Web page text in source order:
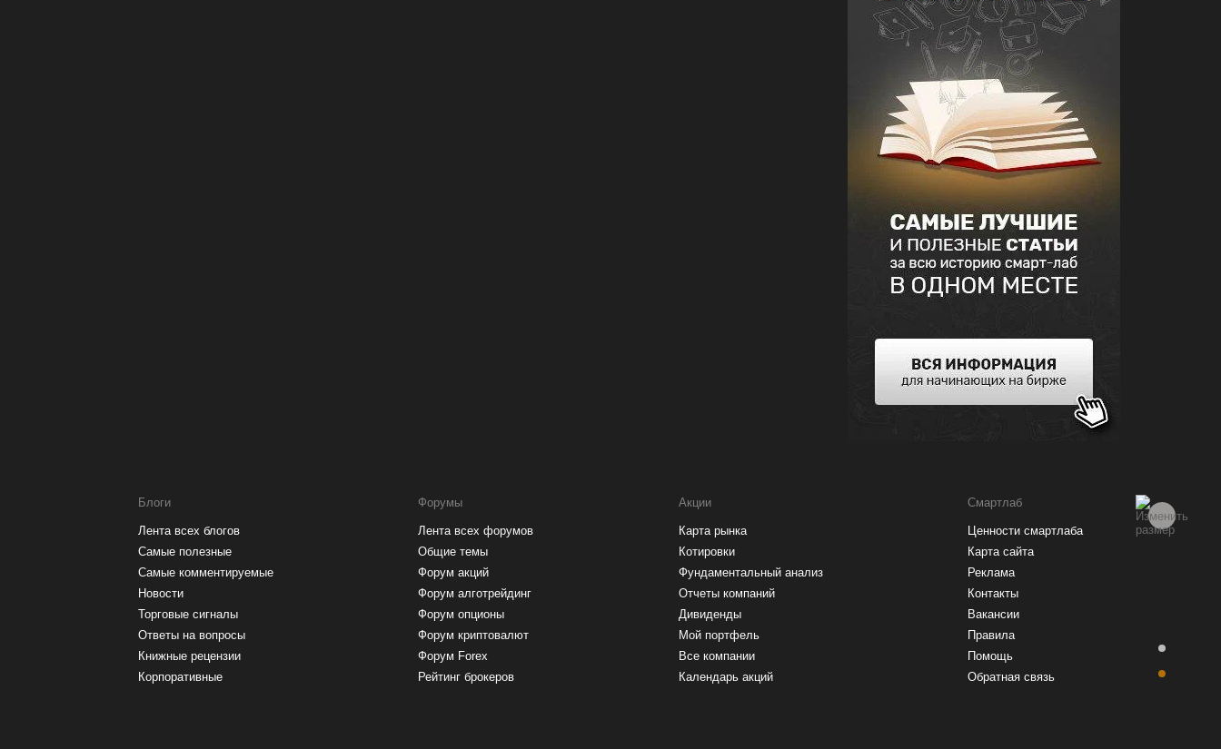
Купить акции
Блоги
Лента всех блогов
Самые полезные
Самые комментируемые
Новости
Торговые сигналы
Ответы на вопросы
Книжные рецензии
Корпоративные
Форумы
Лента всех форумов
Общие темы
Форум акций
Форум алготрейдинг
Форум опционы
Форум криптовалют
Форум Forex
Рейтинг брокеров
Акции
Карта рынка
Котировки
Фундаментальный анализ
Отчеты компаний
Дивиденды
Мой портфель
Все компании
Календарь акций
Смартлаб
Ценности смартлаба
Карта сайта
Реклама
Контакты
Вакансии
Правила
Помощь
Обратная связь